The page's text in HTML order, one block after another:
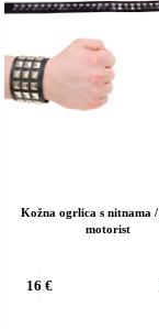
Kožna ogrlica s nitnama
motorist
16€